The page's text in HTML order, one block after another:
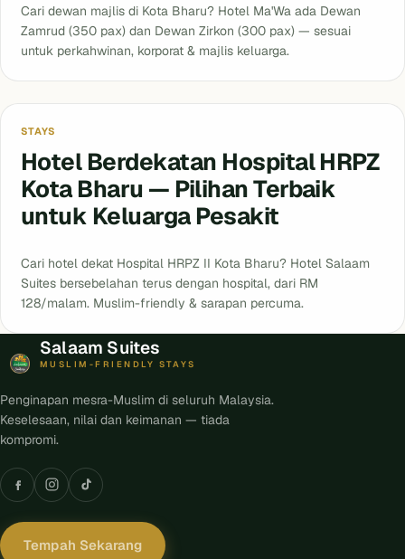
Cari dewan majlis di Kota Bharu? Hotel Ma'Wa ada Dewan
Zamrud (350 pax) dan Dewan Zirkon (300 pax) — sesuai
untuk perkahwinan, korporat & majlis keluarga.
Stays
STAYS
Hotel Berdekatan Hospital HRPZ
Kota Bharu — Pilihan Terbaik
untuk Keluarga Pesakit
Cari hotel dekat Hospital HRPZ II Kota Bharu? Hotel Salaam
Suites bersebelahan terus dengan hospital, dari RM
128/malam. Muslim-friendly & sarapan percuma.
Salaam Suites
MUSLIM-FRIENDLY STAYS
Penginapan mesra-Muslim di seluruh Malaysia.
Keselesaan, nilai dan keimanan — tiada
kompromi.
Tempah Sekarang